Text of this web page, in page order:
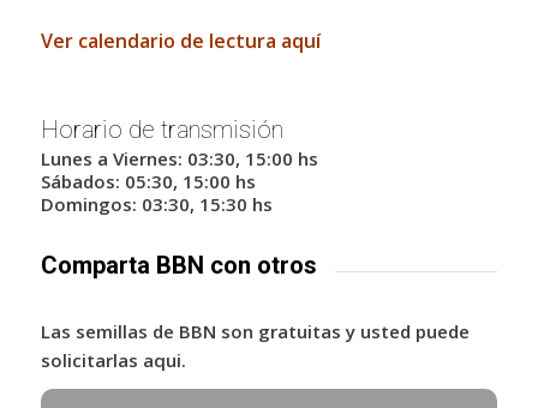
Ver calendario de lectura aquí
Horario de transmisión
Lunes a Viernes: 03:30, 15:00 hs
Sábados: 05:30, 15:00 hs
Domingos: 03:30, 15:30 hs
Comparta BBN con otros
Las semillas de BBN son gratuitas y usted puede
solicitarlas aqui.